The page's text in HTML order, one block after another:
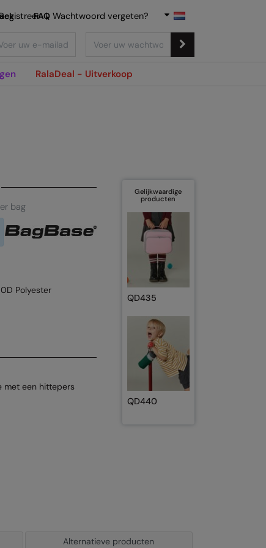
RalaDeal - Uitverkoop
FAQ
| Wachtwoord vergeten?
bag
Polyester
met een hittepers
Gelijkwaardige
producten
QD435
QD440
Alternatieve producten